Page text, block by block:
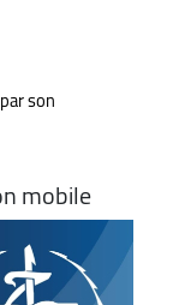
son
mobile